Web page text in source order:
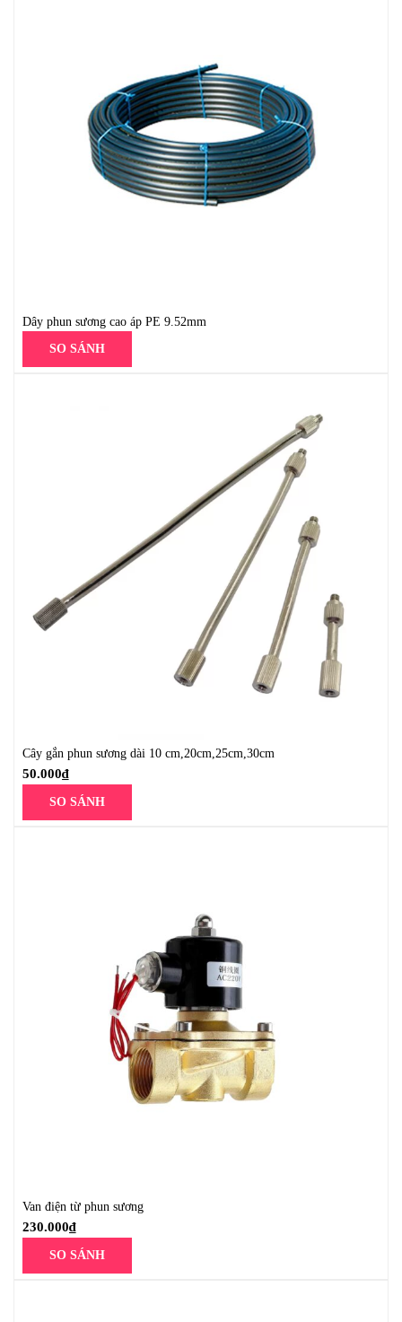
Dây phun sương cao áp PE 9.52mm
SO SÁNH
Cây gắn phun sương dài 10 cm,20cm,25cm,30cm
50.000₫
SO SÁNH
Van điện từ phun sương
230.000₫
SO SÁNH